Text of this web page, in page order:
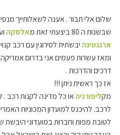
שלום אלי תבור . אענה לשאלותייך
שבשנות ה 80 ביצעתי זאת מ
אלסקה
ארגנטינה יבשתית לסירוגין עם רכב
ומאז עשרות פעמים אני בדרום אמריקה
דרכים והדרכות .
אז כך ראשית ניתן !!!
מקליפורניהאו כל מדינה לקנות רכב .
לרכב. להיכנס למועדון המכוניות
לטובת מפות וחברות במועדוני היבשת